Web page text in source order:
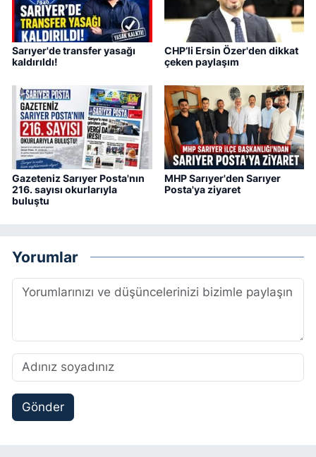
Sarıyer'de transfer yasağı
kaldırıldı!
CHP’li Ersin Özer'den dikkat
çeken paylaşım
Gazeteniz Sarıyer Posta'nın
216. sayısı okurlarıyla
buluştu
MHP Sarıyer'den Sarıyer
Posta'ya ziyaret
Yorumlar
Gönder